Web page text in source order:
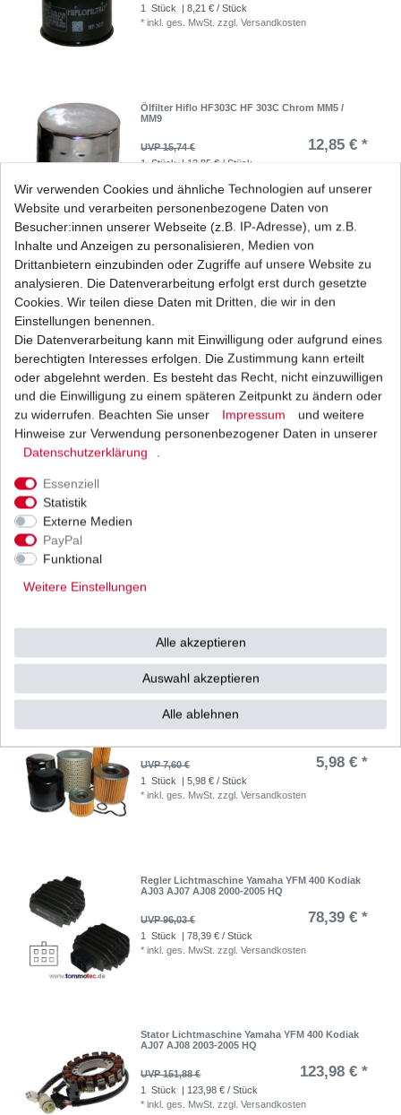
1 Stück
| 8,21 € / Stück
*inkl. ges. MwSt. zzgl.Versandkosten
Ölfilter Hiflo HF303C HF 303C Chrom MM5 /
MM9
UVP 15,74 € 12,85 € *
1 Stück | 12,85 € / Stück
Ölfilter Hiflo HF303RC HF 303RC HF303 RC
Racing
UVP 12,30 € 10,04 € *
1 Stück
Ölfilter Meiwa H1013 H1014 K2007 K2008 K2009
Y4008 Y4012 entspr. HF303
UVP 9,58 €
inkl. ges. MwSt.zzgl.Versandkosten
UVP 7,60 € 5,98 € *
1 Stück
| 5,98 € / Stück
*inkl. ges. MwSt. zzgl.Versandkosten
Regler Lichtmaschine Yamaha YFM 400 Kodiak
AJ03 AJ07 AJ08 2000-2005 HQ
UVP 96,03 € 78,39 € *
1 Stück
| 78,39 € / Stück
*inkl. ges. MwSt. zzgl.Versandkosten
Stator Lichtmaschine Yamaha YFM 400 Kodiak
AJ07 AJ08 2003-2005 HQ
UVP 151,88 € 123,98 € *
1 Stück
| 123,98 € / Stück
*inkl. ges. MwSt. zzgl.Versandkosten
Wir verwenden Cookies und ähnliche Technologien auf unserer
Website und verarbeiten personenbezogene Daten von
Besucher:innen unserer Webseite (z.B. IP-Adresse), um z.B.
Inhalte und Anzeigen zu personalisieren, Medien von
Drittanbietern einzubinden oder Zugriffe auf unsere Website zu
analysieren. Die Datenverarbeitung erfolgt erst durch gesetzte
Cookies. Wir teilen diese Daten mit Dritten, die wir in den
Einstellungen benennen.
Die Datenverarbeitung kann mit Einwilligung oder aufgrund eines
berechtigten Interesses erfolgen. Die Zustimmung kann erteilt
oder abgelehnt werden. Es besteht das Recht, nicht einzuwilligen
und die Einwilligung zu einem späteren Zeitpunkt zu ändern oder
zu widerrufen. Beachten Sie unser
Impressum
und weitere
Hinweise zur Verwendung personenbezogener Daten in unserer
Daten­schutz­erklärung
Essenziell
Statistik
Externe Medien
PayPal
Funktional
Weitere Einstellungen
Alle akzeptieren
Auswahl akzeptieren
Alle ablehnen